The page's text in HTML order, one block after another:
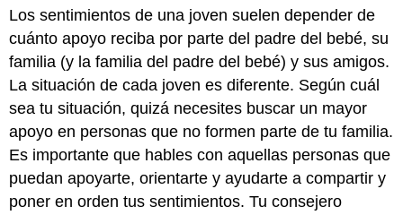
Los sentimientos de una joven suelen depender de
cuánto apoyo reciba por parte del padre del bebé, su
familia (y la familia del padre del bebé) y sus amigos.
La situación de cada joven es diferente. Según cuál
sea tu situación, quizá necesites buscar un mayor
apoyo en personas que no formen parte de tu familia.
Es importante que hables con aquellas personas que
puedan apoyarte, orientarte y ayudarte a compartir y
poner en orden tus sentimientos. Tu consejero